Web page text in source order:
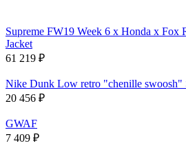
Supreme FW19 Week 6 x Honda x
Jacket
61 219 ₽
Nike Dunk Low retro "chenille swoosh"
20 456 ₽
GWAF
7 409 ₽